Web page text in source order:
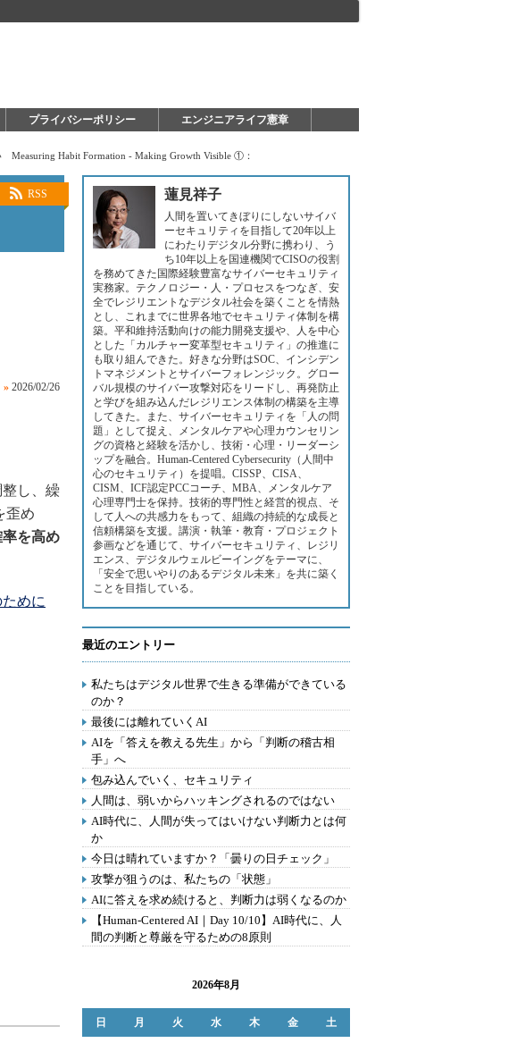
プライバシーポリシー エンジニアライフ憲章
Measuring Habit Formation - Making Growth Visible ①：
RSS
» 2026/02/26
し、繰
歪め
を高め
めに
蓮見祥子
人間を置いてきぼりにしないサイバ
ーセキュリティを目指して20年以上
にわたりデジタル分野に携わり、う
ち10年以上を国連機関でCISOの役割
を務めてきた国際経験豊富なサイバーセキュリティ
実務家。テクノロジー・人・プロセスをつなぎ、安
全でレジリエントなデジタル社会を築くことを情熱
とし、これまでに世界各地でセキュリティ体制を構
築。平和維持活動向けの能力開発支援や、人を中心
とした「カルチャー変革型セキュリティ」の推進に
も取り組んできた。好きな分野はSOC、インシデン
トマネジメントとサイバーフォレンジック。グロー
バル規模のサイバー攻撃対応をリードし、再発防止
と学びを組み込んだレジリエンス体制の構築を主導
してきた。また、サイバーセキュリティを「人の問
題」として捉え、メンタルケアや心理カウンセリン
グの資格と経験を活かし、技術・心理・リーダーシ
ップを融合。Human-Centered Cybersecurity（人間中
心のセキュリティ）を提唱。CISSP、CISA、
CISM、ICF認定PCCコーチ、MBA、メンタルケア
心理専門士を保持。技術的専門性と経営的視点、そ
して人への共感力をもって、組織の持続的な成長と
信頼構築を支援。講演・執筆・教育・プロジェクト
参画などを通じて、サイバーセキュリティ、レジリ
エンス、デジタルウェルビーイングをテーマに、
「安全で思いやりのあるデジタル未来」を共に築く
ことを目指している。
最近のエントリー
私たちはデジタル世界で生きる準備ができている
のか？
最後には離れていくAI
AIを「答えを教える先生」から「判断の稽古相
手」へ
包み込んでいく、セキュリティ
人間は、弱いからハッキングされるのではない
AI時代に、人間が失ってはいけない判断力とは何
か
今日は晴れていますか？「曇りの日チェック」
攻撃が狙うのは、私たちの「状態」
AIに答えを求め続けると、判断力は弱くなるのか
【Human-Centered AI｜Day 10/10】AI時代に、人
間の判断と尊厳を守るための8原則
2026年8月
日 月 火 水 木 金 土